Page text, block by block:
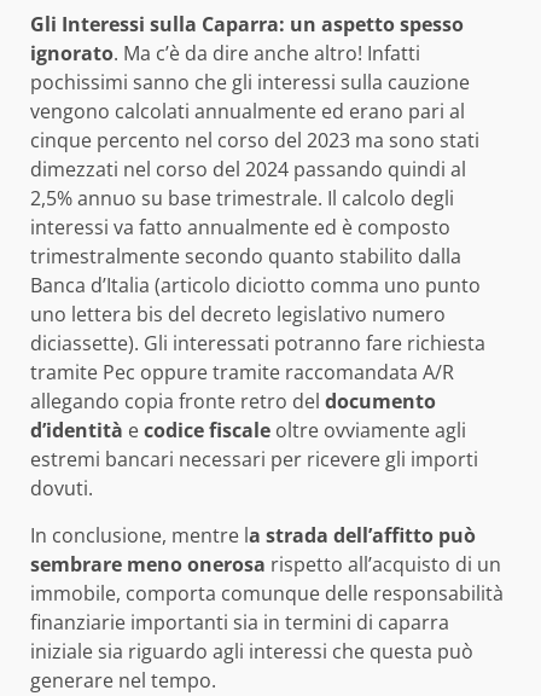
Gli Interessi sulla Caparra: un aspetto spesso
ignorato. Ma c’è da dire anche altro! Infatti
pochissimi sanno che gli interessi sulla cauzione
vengono calcolati annualmente ed erano pari al
cinque percento nel corso del 2023 ma sono stati
dimezzati nel corso del 2024 passando quindi al
2,5% annuo su base trimestrale. Il calcolo degli
interessi va fatto annualmente ed è composto
trimestralmente secondo quanto stabilito dalla
Banca d’Italia (articolo diciotto comma uno punto
uno lettera bis del decreto legislativo numero
diciassette). Gli interessati potranno fare richiesta
tramite Pec oppure tramite raccomandata A/R
allegando copia fronte retro del documento
d’identità ecodice fiscale oltre ovviamente agli
estremi bancari necessari per ricevere gli importi
dovuti.
In conclusione, mentre la strada dell’affitto può
sembrare meno onerosa rispetto all’acquisto di un
immobile, comporta comunque delle responsabilità
finanziarie importanti sia in termini di caparra
iniziale sia riguardo agli interessi che questa può
generare nel tempo.